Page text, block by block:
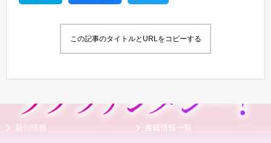
この記事のタイトルとURLをコピーする
新刊情報 書籍情報一覧